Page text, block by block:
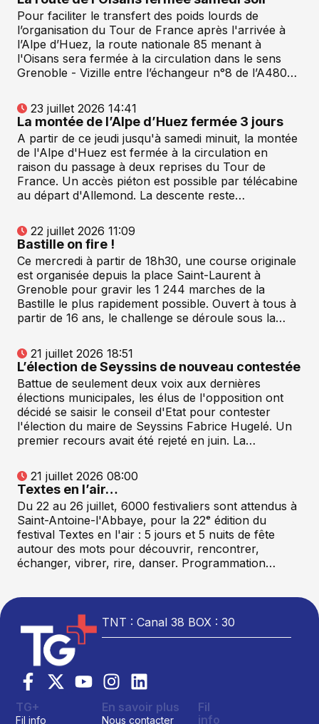
Pour faciliter le transfert des poids lourds de
l’organisation du Tour de France après l'arrivée à
l’Alpe d’Huez, la route nationale 85 menant à
l'Oisans sera fermée à la circulation dans le sens
Grenoble - Vizille entre l’échangeur n°8 de l’A480…
23 juillet 2026 14:41
La montée de l’Alpe d’Huez fermée 3 jours
A partir de ce jeudi jusqu'à samedi minuit, la montée
de l'Alpe d'Huez est fermée à la circulation en
raison du passage à deux reprises du Tour de
France. Un accès piéton est possible par télécabine
au départ d'Allemond. La descente reste…
22 juillet 2026 11:09
Bastille on fire !
Ce mercredi à partir de 18h30, une course originale
est organisée depuis la place Saint-Laurent à
Grenoble pour gravir les 1 244 marches de la
Bastille le plus rapidement possible. Ouvert à tous à
partir de 16 ans, le challenge se déroule sous la…
21 juillet 2026 18:51
L’élection de Seyssins de nouveau contestée
Battue de seulement deux voix aux dernières
élections municipales, les élus de l'opposition ont
décidé se saisir le conseil d'Etat pour contester
l'élection du maire de Seyssins Fabrice Hugelé. Un
premier recours avait été rejeté en juin. La…
21 juillet 2026 08:00
Textes en l’air…
Du 22 au 26 juillet, 6000 festivaliers sont attendus à
Saint-Antoine-l'Abbaye, pour la 22ᵉ édition du
festival Textes en l'air : 5 jours et 5 nuits de fête
autour des mots pour découvrir, rencontrer,
échanger, vibrer, rire, danser. Programmation…
TNT : Canal 38 BOX : 30
TG+
Fil info
En savoir plus
Nous contacter
Fil
info